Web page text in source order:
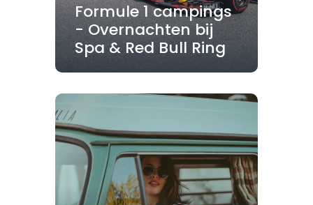
Formule 1 campings
- Overnachten bij
Spa & Red Bull Ring